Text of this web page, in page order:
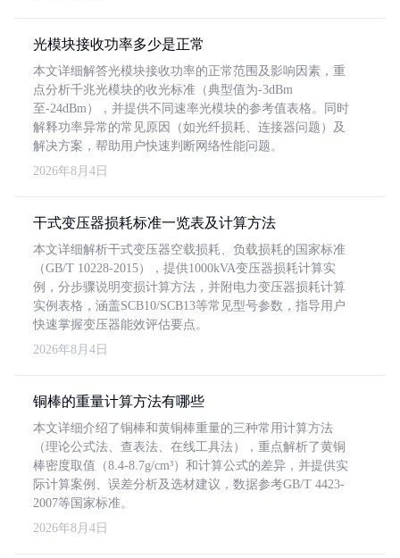
光模块接收功率多少是正常
本文详细解答光模块接收功率的正常范围及影响因素，重
点分析千兆光模块的收光标准（典型值为-3dBm
至-24dBm），并提供不同速率光模块的参考值表格。同时
解释功率异常的常见原因（如光纤损耗、连接器问题）及
解决方案，帮助用户快速判断网络性能问题。
2026年8月4日
干式变压器损耗标准一览表及计算方法
本文详细解析干式变压器空载损耗、负载损耗的国家标准
（GB/T 10228-2015），提供1000kVA变压器损耗计算实
例，分步骤说明变损计算方法，并附电力变压器损耗计算
实例表格，涵盖SCB10/SCB13等常见型号参数，指导用户
快速掌握变压器能效评估要点。
2026年8月4日
铜棒的重量计算方法有哪些
本文详细介绍了铜棒和黄铜棒重量的三种常用计算方法
（理论公式法、查表法、在线工具法），重点解析了黄铜
棒密度取值（8.4-8.7g/cm³）和计算公式的差异，并提供实
际计算案例、误差分析及选材建议，数据参考GB/T 4423-
2007等国家标准。
2026年8月4日